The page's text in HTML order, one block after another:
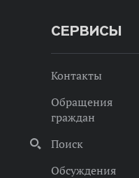
СЕРВИСЫ
Контакты
Обращения
граждан
Поиск
Обсуждения